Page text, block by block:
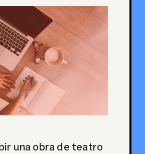
una obra de teatro